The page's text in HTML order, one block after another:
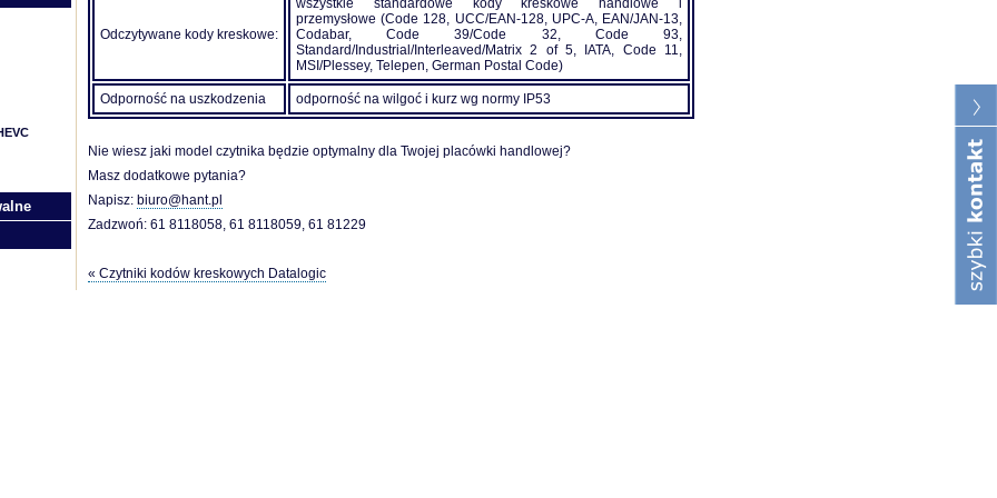
Odczytywane kody kreskowe:
wszystkie standardowe kody kreskowe handlowe i
przemysłowe (Code 128, UCC/EAN-128, UPC-A, EAN/JAN-13,
Codabar, Code 39/Code 32, Code 93,
Standard/Industrial/Interleaved/Matrix 2 of 5, IATA, Code 11,
MSI/Plessey, Telepen, German Postal Code)
Odporność na uszkodzenia odporność na wilgoć i kurz wg normy IP53
Nie wiesz jaki model czytnika będzie optymalny dla Twojej placówki handlowej?
Masz dodatkowe pytania?
Napisz: biuro@hant.pl
Zadzwoń: 61 8118058, 61 8118059, 61 81229
« Czytniki kodów kreskowych Datalogic